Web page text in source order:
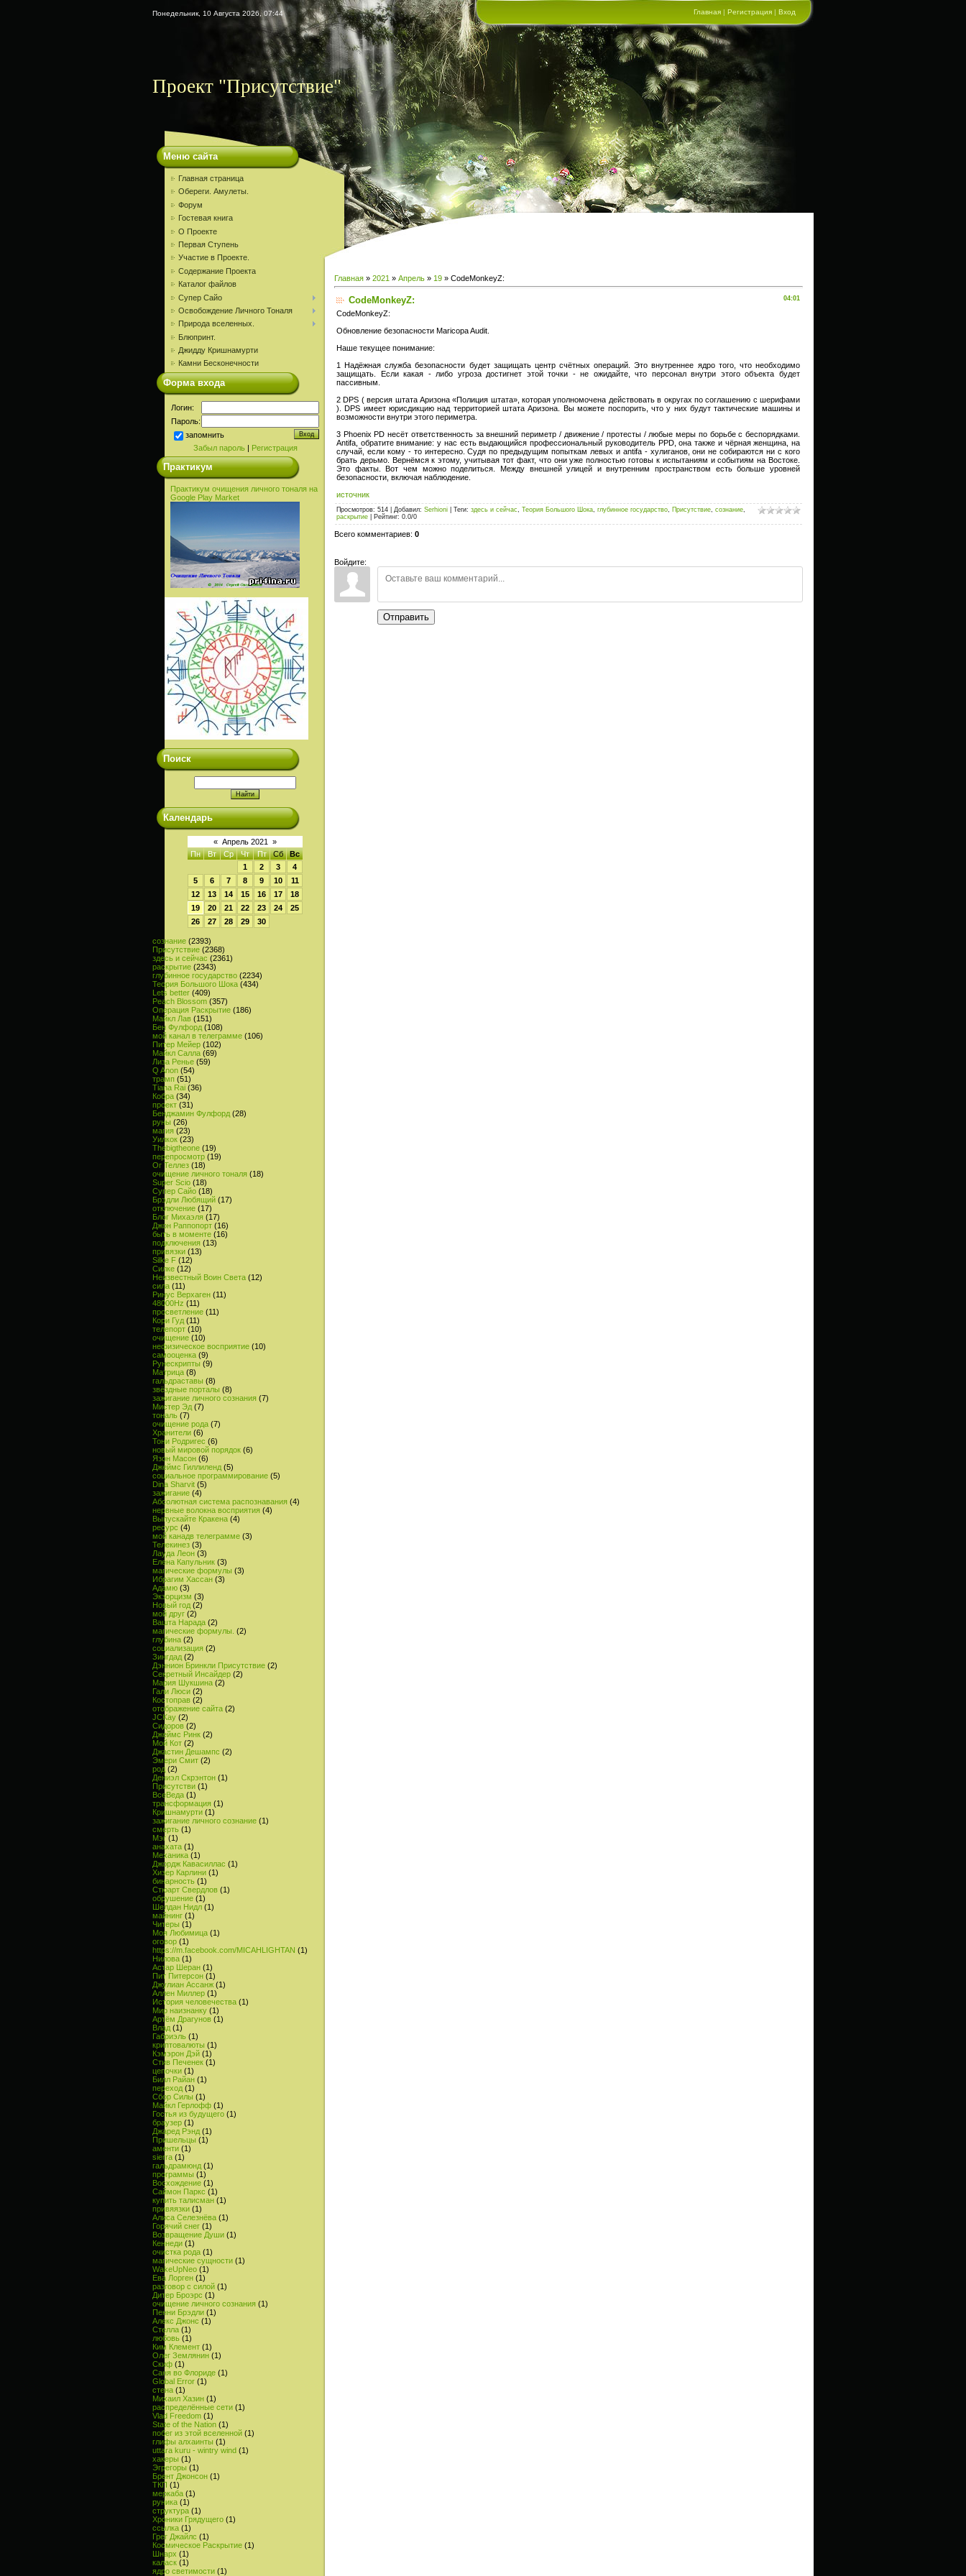
Понедельник, 10 Августа 2026, 07:44 Главная | Регистрация | Вход
Проект "Присутствие"
Меню сайта
Главная страница
Обереги. Амулеты.
Форум
Гостевая книга
О Проекте
Первая Ступень
Участие в Проекте.
Содержание Проекта
Каталог файлов
Супер Сайо
Освобождение Личного Тоналя
Природа вселенных.
Блюпринт.
Джидду Кришнамурти
Камни Бесконечности
Форма входа
Логин:
Пароль:
запомнить
Забыл пароль| Регистрация
Практикум
Практикум очищения личного тоналя на
Google Play Market
Поиск
Календарь
« Апрель 2021
»
Пн
Вт Ср Чт Пт Сб
Вс
1
2 3
4
5
6 7 8 9 10
11
12
13 14 15 16 17
18
19
20 21 22 23 24
25
26
27 28 29 30
сознание (2393)
Присутствие (2368)
здесь и сейчас (2361)
раскрытие (2343)
глубинное государство (2234)
Теория Большого Шока (434)
Lets better (409)
Peach Blossom (357)
Операция Раскрытие (186)
Майкл Лав (151)
Бен Фулфорд (108)
мой канал в телеграмме (106)
Питер Мейер (102)
Майкл Салла (69)
Лиза Ренье (59)
Q Anon (54)
трамп (51)
Tiana Rai (36)
Кобра (34)
проект (31)
Бенджамин Фулфорд (28)
руны (26)
магия (23)
Уилкок (23)
Thebigtheone (19)
перепросмотр (19)
Ог Теллез (18)
очищение личного тоналя (18)
Super Scio (18)
Супер Сайо (18)
Брэдли Любящий (17)
отключение (17)
Блог Михаэля (17)
Джон Раппопорт (16)
быть в моменте (16)
подключения (13)
привязки (13)
Silke F (12)
Силке (12)
Неизвестный Воин Света (12)
сила (11)
Ринус Верхаген (11)
48000Hz (11)
просветление (11)
Кори Гуд (11)
телепорт (10)
очищение (10)
нефизическое восприятие (10)
самооценка (9)
Рунескрипты (9)
Матрица (8)
гальдраставы (8)
звёздные порталы (8)
зажигание личного сознания (7)
Мистер Эд (7)
тональ (7)
очищение рода (7)
Хранители (6)
Тони Родригес (6)
новый мировой порядок (6)
Язон Масон (6)
Джеймс Гиллиленд (5)
социальное программирование (5)
Dina Sharvit (5)
зажигание (4)
Абсолютная система распознавания (4)
нервные волокна восприятия (4)
Выпускайте Кракена (4)
ресурс (4)
мой канадв телеграмме (3)
Телекинез (3)
Лауда Леон (3)
Елена Капульник (3)
магические формулы (3)
Ибрагим Хассан (3)
Адамю (3)
Экзорцизм (3)
Новый год (2)
мой друг (2)
Вашта Нарада (2)
магические формулы. (2)
глубина (2)
социализация (2)
Зингдад (2)
Дэннион Бринкли Присутствие (2)
Секретный Инсайдер (2)
Мария Шукшина (2)
Гали Люси (2)
Костоправ (2)
отображение сайта (2)
JCKay (2)
Сидоров (2)
Джеймс Ринк (2)
Мой Кот (2)
Джастин Дешампс (2)
Эмери Смит (2)
род (2)
Дениэл Скрэнтон (1)
Присутстви (1)
ВсеВеда (1)
трансформация (1)
Кришнамурти (1)
зажигание личного сознание (1)
смерть (1)
Мэг (1)
анахата (1)
Механика (1)
Джордж Кавасиллас (1)
Хизер Карлини (1)
бинарность (1)
Стюарт Свердлов (1)
обрушение (1)
Шелдан Нидл (1)
майнинг (1)
Читеры (1)
Моя Любимица (1)
оговор (1)
https://m.facebook.com/MICAHLIGHTAN (1)
Нилова (1)
Астар Шеран (1)
Пит Питерсон (1)
Джулиан Ассанж (1)
Аллен Миллер (1)
История человечества (1)
Мир наизнанку (1)
Артём Драгунов (1)
Влад (1)
Габриэль (1)
криптовалюты (1)
Кэмэрон Дэй (1)
Стив Печенек (1)
цепочки (1)
Билл Райан (1)
переход (1)
Сбор Силы (1)
Майкл Герлофф (1)
Гостья из будущего (1)
браузер (1)
Джаред Рэнд (1)
Пришельцы (1)
аменти (1)
sierra (1)
гальдрамюнд (1)
программы (1)
Восхождение (1)
Саймон Паркс (1)
купить талисман (1)
привяязки (1)
Алиса Селезнёва (1)
Горячий снег (1)
Возвращение Души (1)
Кеннеди (1)
очистка рода (1)
магические сущности (1)
WakeUpNeo (1)
Ева Лорген (1)
разговор с силой (1)
Дитер Броэрс (1)
очищение личного сознания (1)
Пенни Брэдли (1)
Алекс Джонс (1)
Стелла (1)
любовь (1)
Ким Клемент (1)
Олег Землянин (1)
Скиф (1)
Саня во Флориде (1)
Global Error (1)
стена (1)
Михаил Хазин (1)
распределённые сети (1)
Vlad Freedom (1)
State of the Nation (1)
побег из этой вселенной (1)
глифы алхаинты (1)
uttara kuru - wintry wind (1)
хакеры (1)
Эгрегоры (1)
Брент Джонсон (1)
ТКП (1)
меркаба (1)
руника (1)
структура (1)
Хроники Грядущего (1)
ссылка (1)
Грег Джайлс (1)
Космическое Раскрытие (1)
Шнарх (1)
каласк (1)
ядро светимости (1)
Главная » 2021 » Апрель » 19 » CodeMonkeyZ:
04:01
CodeMonkeyZ:
CodeMonkeyZ:
Обновление безопасности Maricopa Audit.
Наше текущее понимание:
1 Надёжная служба безопасности будет защищать центр счётных операций. Это внутреннее ядро того, что необходимо
защищать. Если какая - либо угроза достигнет этой точки - не ожидайте, что персонал внутри этого объекта будет
пассивным.
2 DPS ( версия штата Аризона «Полиция штата», которая уполномочена действовать в округах по соглашению с шерифами
). DPS имеет юрисдикцию над территорией штата Аризона. Вы можете поспорить, что у них будут тактические машины и
возможности внутри этого периметра.
3 Phoenix PD несёт ответственность за внешний периметр / движение / протесты / любые меры по борьбе с беспорядками.
Antifa, обратите внимание: у нас есть выдающийся профессиональный руководитель PPD, она также и чёрная женщина, на
случай, если кому - то интересно. Судя по предыдущим попыткам левых и antifa - хулиганов, они не собираются ни с кого
брать дерьмо. Вернёмся к этому, учитывая тот факт, что они уже полностью готовы к испытаниям и событиям на Востоке.
Это факты. Вот чем можно поделиться. Между внешней улицей и внутренним пространством есть больше уровней
безопасности, включая наблюдение.
источник
Просмотров: 514 Добавил: Serhioni Теги: здесь и сейчас Теория Большого Шока глубинное государство Присутствие сознание
раскрытие
Рейтинг: 0.0/0
Всего комментариев: 0
Войдите:
Отправить